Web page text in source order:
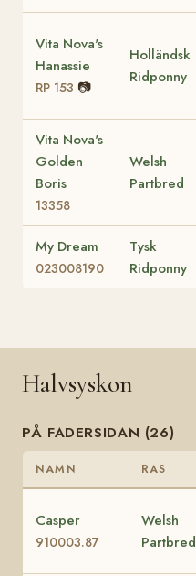
Vita Nova's
Hanassie
RP 153 📷
Holländsk
Ridponny
Vita Nova's
Golden
Boris
13358
Welsh
Partbred
My Dream
023008190
Tysk
Ridponny
Halvsyskon
PÅ FADERSIDAN (26)
NAMN RAS
Casper
910003.87
Welsh
Partbred